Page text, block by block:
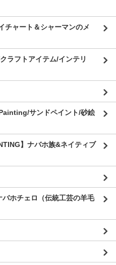
チャート＆シャーマンのメ
ラフトアイテム/インテリ
サンドペイント/砂絵
】ナバホ族&ネイティブ
ホチェロ（伝統工芸の羊毛